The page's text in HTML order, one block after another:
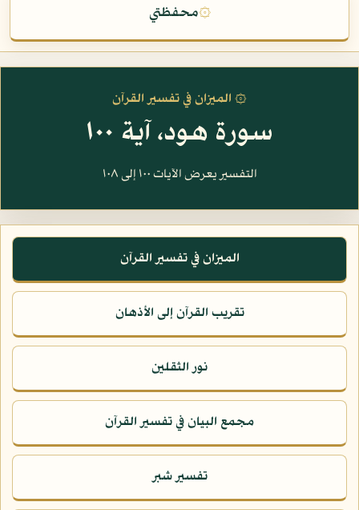
۞محفظتي
۞ الميزان في تفسير القرآن
سورة هود، آية ١٠٠
التفسير يعرض الآيات ١٠٠ إلى ١٠٨
الميزان في تفسير القرآن
تقريب القرآن إلى الأذهان
نور الثقلين
مجمع البيان في تفسير القرآن
تفسير شبر